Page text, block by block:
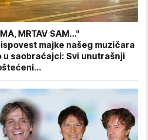
MRTAV SAM..."
majke našeg muzičara
u saobraćajci: Svi unutrašnji